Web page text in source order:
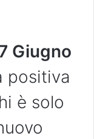
Giugno
positiva
è solo